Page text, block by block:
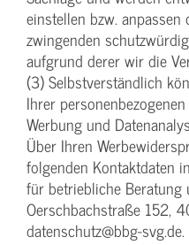
einstellen bzw.
zwingenden
aufgrund derer wir die
(3) Selbstverständlich
Ihrer
Werbung und
Über Ihren
folgenden Kontaktdaten
für betriebliche Beratung
Oerschbachstraße 152,
datenschutz@bbg-svg.de.